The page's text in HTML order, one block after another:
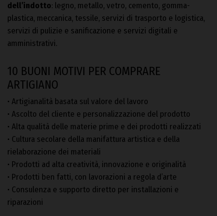
dell’indotto: legno, metallo, vetro, cemento, gomma-
plastica, meccanica, tessile, servizi di trasporto e logistica,
servizi di pulizie e sanificazione e servizi digitali e
amministrativi.
10 BUONI MOTIVI PER COMPRARE
ARTIGIANO
• Artigianalità basata sul valore del lavoro
• Ascolto del cliente e personalizzazione del prodotto
• Alta qualità delle materie prime e dei prodotti realizzati
• Cultura secolare della manifattura artistica e della
rielaborazione dei materiali
• Prodotti ad alta creatività, innovazione e originalità
• Prodotti ben fatti, con lavorazioni a regola d’arte
• Consulenza e supporto diretto per installazioni e
riparazioni